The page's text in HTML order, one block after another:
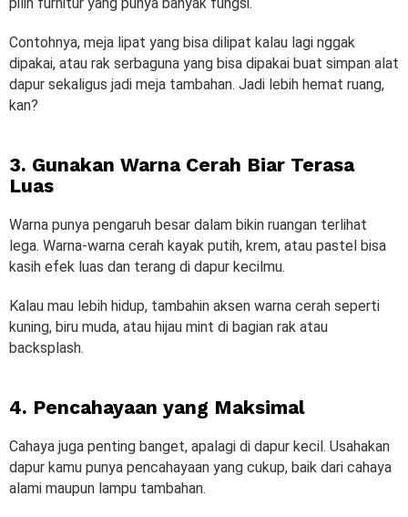
Contohnya, meja lipat yang bisa dilipat kalau lagi nggak
dipakai, atau rak serbaguna yang bisa dipakai buat simpan alat
dapur sekaligus jadi meja tambahan. Jadi lebih hemat ruang,
kan?
3. Gunakan Warna Cerah Biar Terasa
Luas
Warna punya pengaruh besar dalam bikin ruangan terlihat
lega. Warna-warna cerah kayak putih, krem, atau pastel bisa
kasih efek luas dan terang di dapur kecilmu.
Kalau mau lebih hidup, tambahin aksen warna cerah seperti
kuning, biru muda, atau hijau mint di bagian rak atau
backsplash.
4. Pencahayaan yang Maksimal
Cahaya juga penting banget, apalagi di dapur kecil. Usahakan
dapur kamu punya pencahayaan yang cukup, baik dari cahaya
alami maupun lampu tambahan.